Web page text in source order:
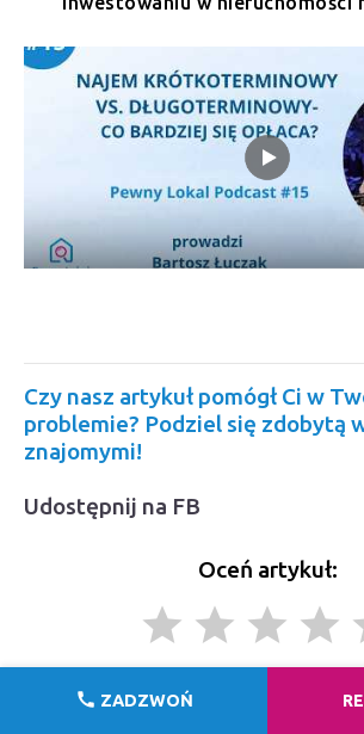
Czy nasz artykuł pomógł Ci w
problemie? Podziel się zdobytą
znajomymi!
Udostępnij na FB
Oceń artykuł:
grade grade grade grade
call ZADZWOŃ